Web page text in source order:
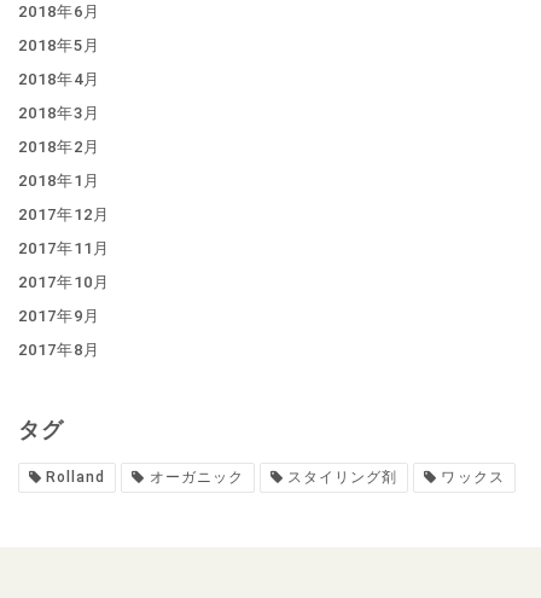
2018年6月
2018年5月
2018年4月
2018年3月
2018年2月
2018年1月
2017年12月
2017年11月
2017年10月
2017年9月
2017年8月
タグ
Rolland オーガニック スタイリング剤 ワックス